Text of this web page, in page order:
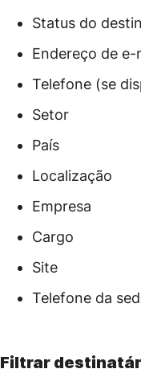
Status do
Endereço de e-
Telefone (se
Setor
País
Localização
Empresa
Cargo
Site
Telefone da
Filtrar